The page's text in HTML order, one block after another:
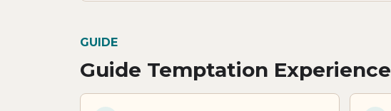
GUIDE
Guide Temptation Experience